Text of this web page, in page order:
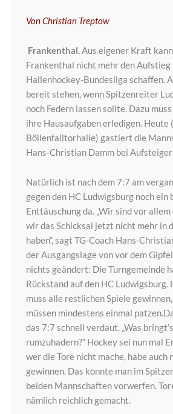
Von Christian Treptow
Frankenthal.Aus eigener Kraft kann
Frankenthal nicht mehr den Aufstieg
Hallenhockey-Bundesliga schaffen.
bereit stehen, wenn Spitzenreiter
noch Federn lassen sollte. Dazu
ihre Hausaufgaben erledigen. Heute
Böllenfalltorhalle) gastiert die
Hans-Christian Damm bei
Natürlich ist nach dem 7:7 am
gegen den HC Ludwigsburg noch ein
Enttäuschung da. „Wir sind vor
wir das Schicksal jetzt nicht mehr in
haben“, sagt TG-Coach Hans-
der Ausgangslage von vor dem
nichts geändert: Die Turngemeinde
Rückstand auf den HC Ludwigsburg.
muss alle restlichen Spiele
müssen mindestens einmal
das 7:7 schnell verdaut. „Was
rumzuhadern?“ Hockey sei nun mal
wer die Tore nicht mache, habe
gewinnen. Das konnte man im
beiden Mannschaften vorwerfen.
nämlich reichlich gemacht.